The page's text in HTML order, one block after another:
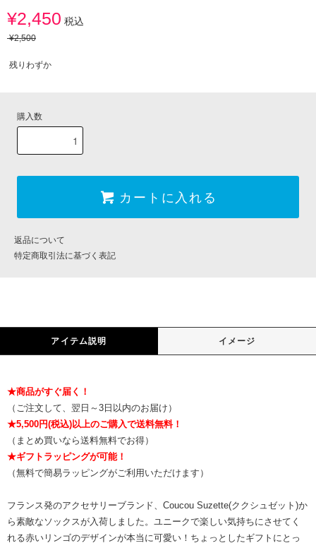
¥2,450 税込
¥2,500
残りわずか
購入数
カートに入れる
返品について
特定商取引法に基づく表記
アイテム説明 イメージ
★商品がすぐ届く！
（ご注文して、翌日～3日以内のお届け）
★5,500円(税込)以上のご購入で送料無料！
（まとめ買いなら送料無料でお得）
★ギフトラッピングが可能！
（無料で簡易ラッピングがご利用いただけます）
フランス発のアクセサリーブランド、Coucou Suzette(ククシュゼット)か
ら素敵なソックスが入荷しました。ユニークで楽しい気持ちにさせてく
れる赤いリンゴのデザインが本当に可愛い！ちょっとしたギフトにとっ